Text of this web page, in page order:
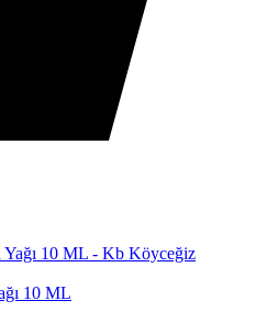
10 ML